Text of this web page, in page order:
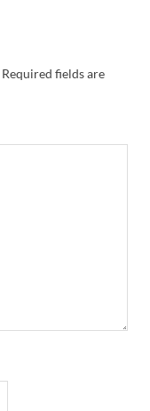
Required fields are